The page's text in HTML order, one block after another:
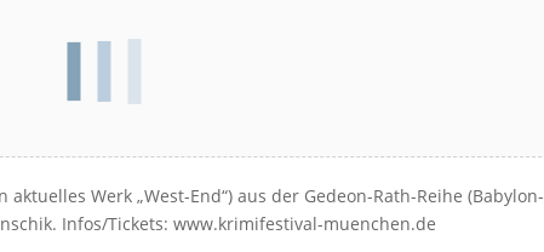
Werk „West-End“) aus der Gedeon-Rath-Reihe (Babylon-
Infos/Tickets: www.krimifestival-muenchen.de